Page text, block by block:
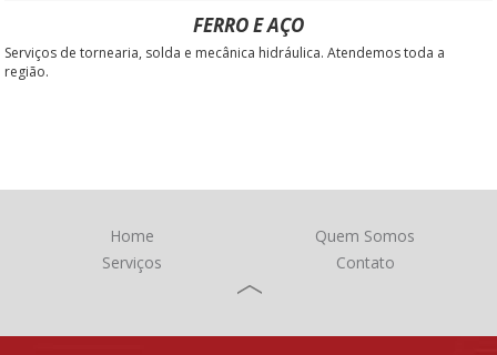
FERRO E AÇO
Serviços de tornearia, solda e mecânica hidráulica. Atendemos toda a
região.
Home
Quem Somos
Serviços
Contato